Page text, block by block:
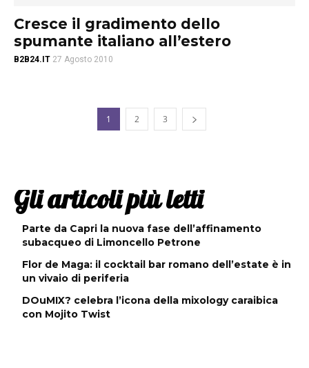
Cresce il gradimento dello
spumante italiano all’estero
B2B24.IT 27 Agosto 2010
1 2 3
Gli articoli più letti
Parte da Capri la nuova fase dell’affinamento
subacqueo di Limoncello Petrone
Flor de Maga: il cocktail bar romano dell’estate è in
un vivaio di periferia
DOuMIX? celebra l’icona della mixology caraibica
con Mojito Twist